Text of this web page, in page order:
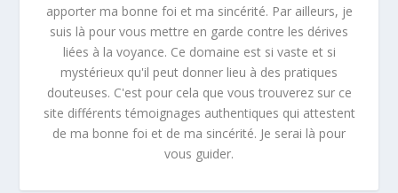
apporter ma bonne foi et ma sincérité. Par ailleurs, je
suis là pour vous mettre en garde contre les dérives
liées à la voyance. Ce domaine est si vaste et si
mystérieux qu'il peut donner lieu à des pratiques
douteuses. C'est pour cela que vous trouverez sur ce
site différents témoignages authentiques qui attestent
de ma bonne foi et de ma sincérité. Je serai là pour
vous guider.